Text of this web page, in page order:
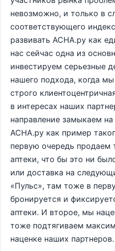
невозможно, и только в
соответствующего
развивать АСНА.ру как
нас сейчас одна из
инвестируем серьезные
нашего подхода, когда
строго
в интересах наших
направление замыкаем на
АСНА.ру как пример
первую очередь продаем
аптеки, что бы это ни
или доставка на
«Пульс», там тоже в
бронируется и
аптеки. И второе, мы
тоже подтягиваем
наценке наших партнеров.